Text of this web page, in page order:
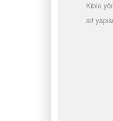
Kıble
alt